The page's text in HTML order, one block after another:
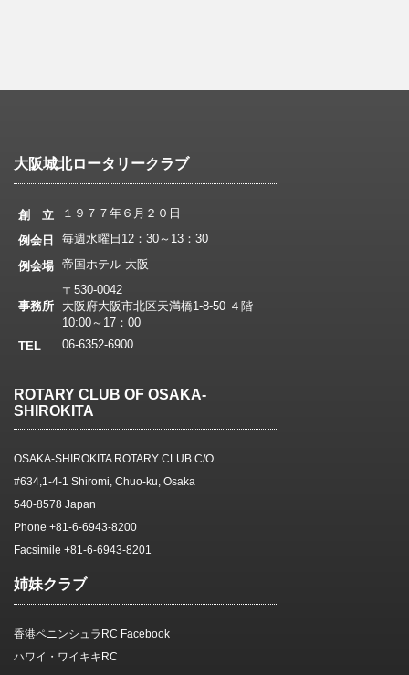
大阪城北ロータリークラブ
創 立
１９７７年６月２０日
例会日
毎週水曜日12：30～13：30
例会場 帝国ホテル 大阪
事務所
〒530-0042
大阪府大阪市北区天満橋1-8-50 ４階
10:00～17：00
TEL
06-6352-6900
ROTARY CLUB OF OSAKA-
SHIROKITA
OSAKA-SHIROKITA ROTARY CLUB C/O
#634,1-4-1 Shiromi, Chuo-ku, Osaka
540-8578 Japan
Phone +81-6-6943-8200
Facsimile +81-6-6943-8201
姉妹クラブ
香港ペニンシュラRC Facebook
ハワイ・ワイキキRC